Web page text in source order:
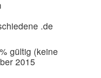
.de
gültig (keine
2015